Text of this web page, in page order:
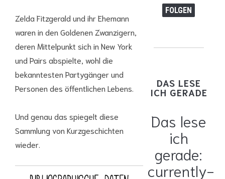
Zelda Fitzgerald und ihr Ehemann
waren in den Goldenen Zwanzigern,
deren Mittelpunkt sich in New York
und Pairs abspielte, wohl die
bekanntesten Partygänger und
Personen des öffentlichen Lebens.
Und genau das spiegelt diese
Sammlung von Kurzgeschichten
wieder.
AdresseFOLGEN
DAS LESE
ICH GERADE
Das lese
ich
gerade:
currently-